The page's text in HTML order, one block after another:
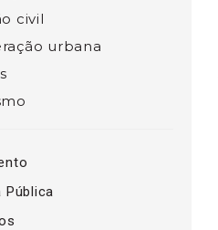
civil
urbana
Pública